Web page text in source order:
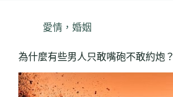
愛情，婚姻
為什麼有些男人只敢嘴砲不敢約炮？